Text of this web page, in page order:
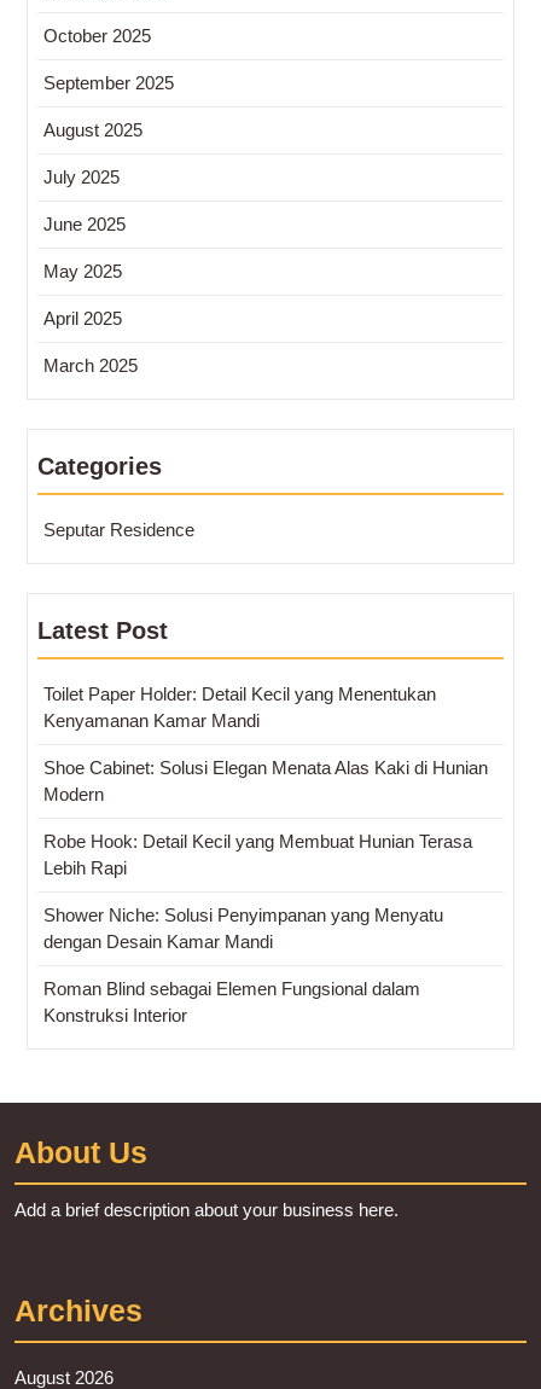
October 2025
September 2025
August 2025
July 2025
June 2025
May 2025
April 2025
March 2025
Categories
Seputar Residence
Latest Post
Toilet Paper Holder: Detail Kecil yang Menentukan
Kenyamanan Kamar Mandi
Shoe Cabinet: Solusi Elegan Menata Alas Kaki di Hunian
Modern
Robe Hook: Detail Kecil yang Membuat Hunian Terasa
Lebih Rapi
Shower Niche: Solusi Penyimpanan yang Menyatu
dengan Desain Kamar Mandi
Roman Blind sebagai Elemen Fungsional dalam
Konstruksi Interior
About Us
Add a brief description about your business here.
Archives
August 2026